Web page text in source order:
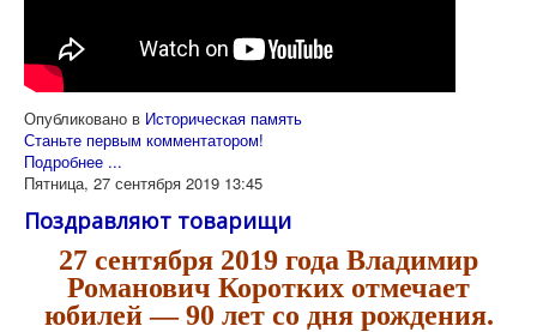
Опубликовано в Историческая память
Станьте первым комментатором!
Подробнее ...
Пятница, 27 сентября 2019 13:45
Поздравляют товарищи
27 сентября 2019 года Владимир
Романович Коротких отмечает
юбилей — 90 лет со дня рождения.